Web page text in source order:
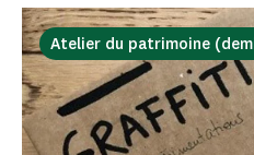
Atelier du patrimoine